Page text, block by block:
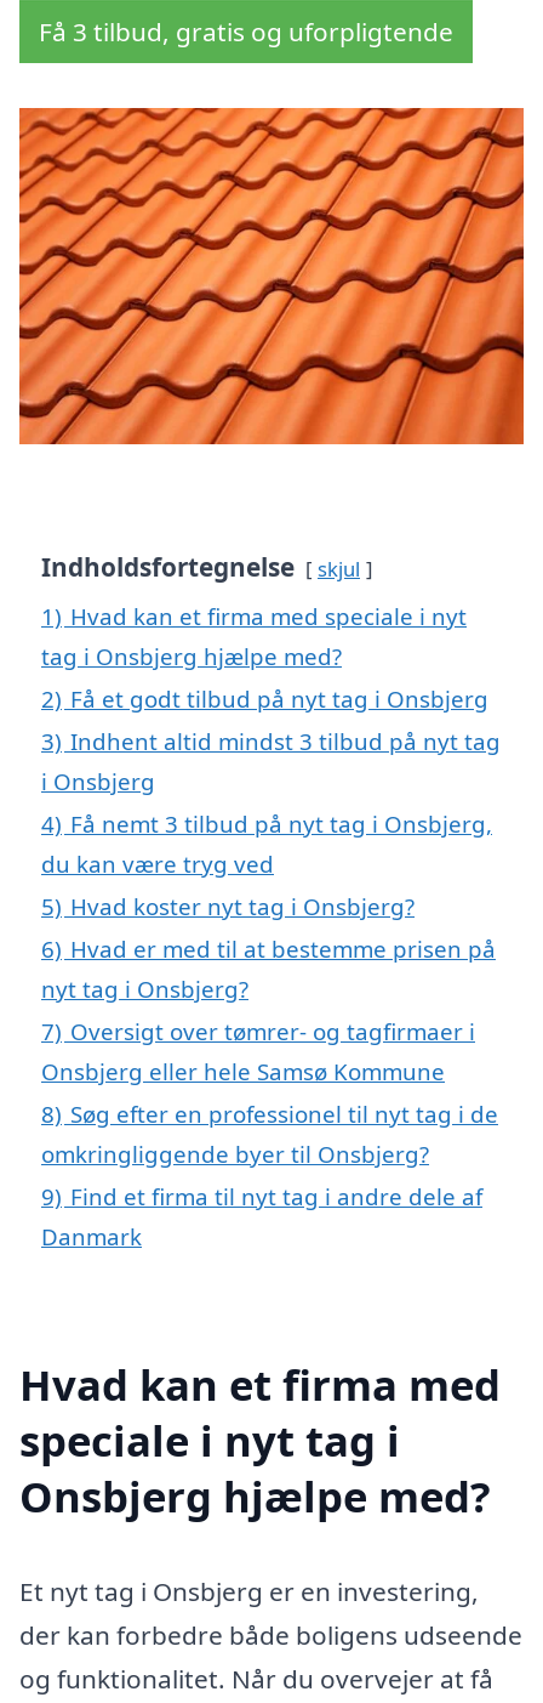
Få 3 tilbud, gratis og uforpligtende
Indholdsfortegnelse skjul
1) Hvad kan et firma med speciale i nyt
tag i Onsbjerg hjælpe med?
2) Få et godt tilbud på nyt tag i Onsbjerg
3) Indhent altid mindst 3 tilbud på nyt tag
i Onsbjerg
4) Få nemt 3 tilbud på nyt tag i Onsbjerg,
du kan være tryg ved
5) Hvad koster nyt tag i Onsbjerg?
6) Hvad er med til at bestemme prisen på
nyt tag i Onsbjerg?
7) Oversigt over tømrer- og tagfirmaer i
Onsbjerg eller hele Samsø Kommune
8) Søg efter en professionel til nyt tag i de
omkringliggende byer til Onsbjerg?
9) Find et firma til nyt tag i andre dele af
Danmark
Hvad kan et firma med
speciale i nyt tag i
Onsbjerg hjælpe med?
Et nyt tag i Onsbjerg er en investering,
der kan forbedre både boligens udseende
og funktionalitet. Når du overvejer at få